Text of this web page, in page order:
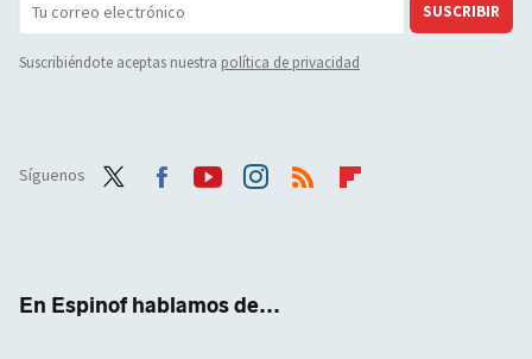
SUSCRIBIR
Suscribiéndote aceptas nuestra política de privacidad
Síguenos
En Espinof hablamos de...